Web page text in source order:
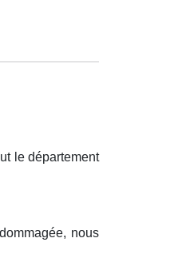
le département
nous